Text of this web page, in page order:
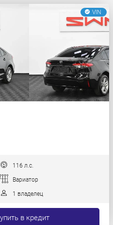
VIN
116 л.с.
Вариатор
1 владелец
в кредит